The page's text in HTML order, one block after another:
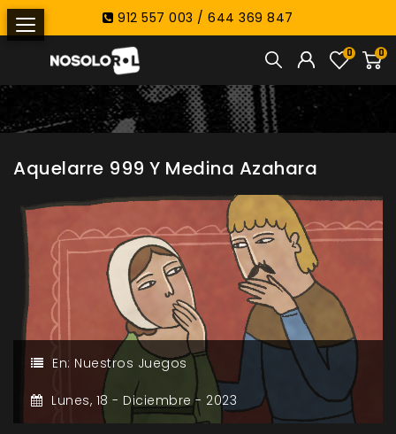
912 557 003 / 644 369 847
0
0
Aquelarre 999 Y Medina Azahara
En: Nuestros Juegos
Lunes, 18 - Diciembre - 2023